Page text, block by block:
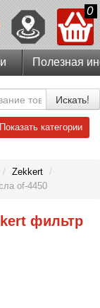
0
Полезная
Искать!
Показать категории
/ Zekkert /
of-4450
фильтр